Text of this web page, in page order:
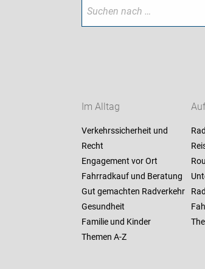
Im Alltag
Verkehrssicherheit und
Recht
Engagement vor Ort
Fahrradkauf und Beratung
Gut gemachten Radverkehr
Gesundheit
Familie und Kinder
Themen A-Z